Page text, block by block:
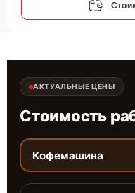
АКТУАЛЬНЫЕ ЦЕНЫ
Стоимость
Кофемашина